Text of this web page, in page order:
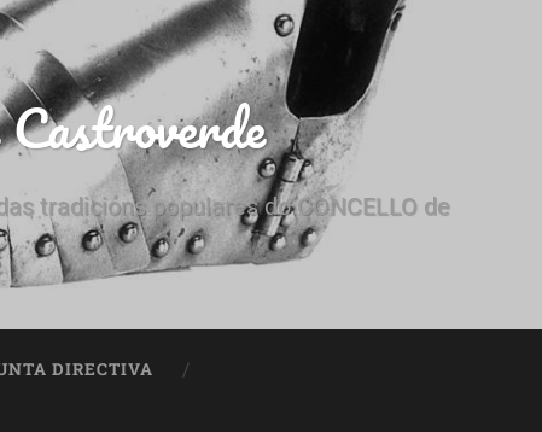
tradicións populares do CONCELLO de
DIRECTIVA